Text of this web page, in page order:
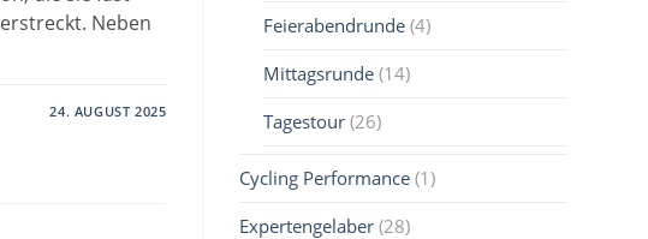
Neben
24. AUGUST 2025
Feierabendrunde (4)
Mittagsrunde (14)
Tagestour (26)
Cycling Performance (1)
Expertengelaber (28)